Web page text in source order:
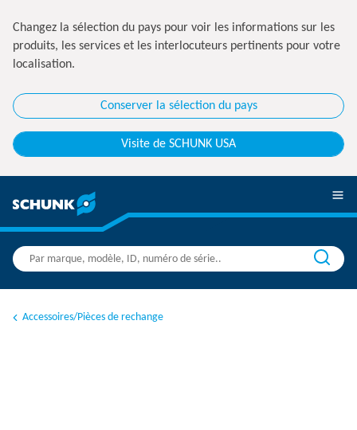
Changez la sélection du pays pour voir les informations sur les
produits, les services et les interlocuteurs pertinents pour votre
localisation.
Conserver la sélection du pays
Visite de SCHUNK USA
Accessoires/Pièces de rechange